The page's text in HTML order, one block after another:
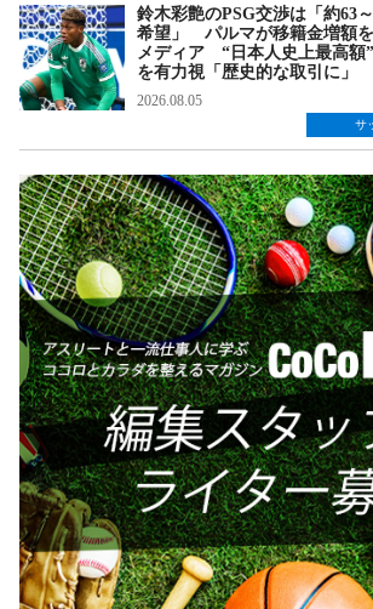
鈴木彩艶のPSG交渉は「約63
希望」 パルマが移籍金増額
メディア “日本人史上最高額
を有力視「歴史的な取引に」
2026.08.05
サ